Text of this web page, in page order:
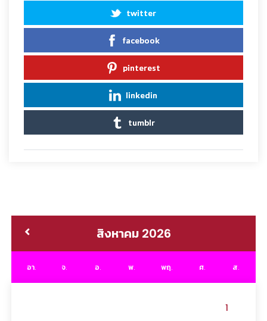
twitter
facebook
pinterest
linkedin
tumblr
สิงหาคม 2026
อา. จ. อ. พ. พฤ. ศ. ส.
1